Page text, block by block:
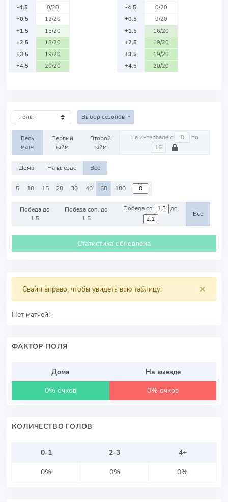
-4.5
0/20
+0.5
12/20
+1.5
15/20
+2.5
18/20
+3.5
19/20
+4.5
20/20
-4.5
0/20
+0.5
9/20
+1.5
16/20
+2.5
19/20
+3.5
19/20
+4.5
20/20
Выбор сезонов
Весь
матч
Первый
тайм
Второй
тайм
На интервале с по
Дома На выезде Все
5 10 15 20 30 40 50 100
Победа до
1.5
Победа соп. до
1.5
Победа от до
Все
Статистика обновлена
×
Свайп вправо, чтобы увидеть всю таблицу!
Нет матчей!
ФАКТОР ПОЛЯ
Дома
На выезде
0% очков
0% очков
КОЛИЧЕСТВО ГОЛОВ
0-1 2-3
4+
0%
0% 0%